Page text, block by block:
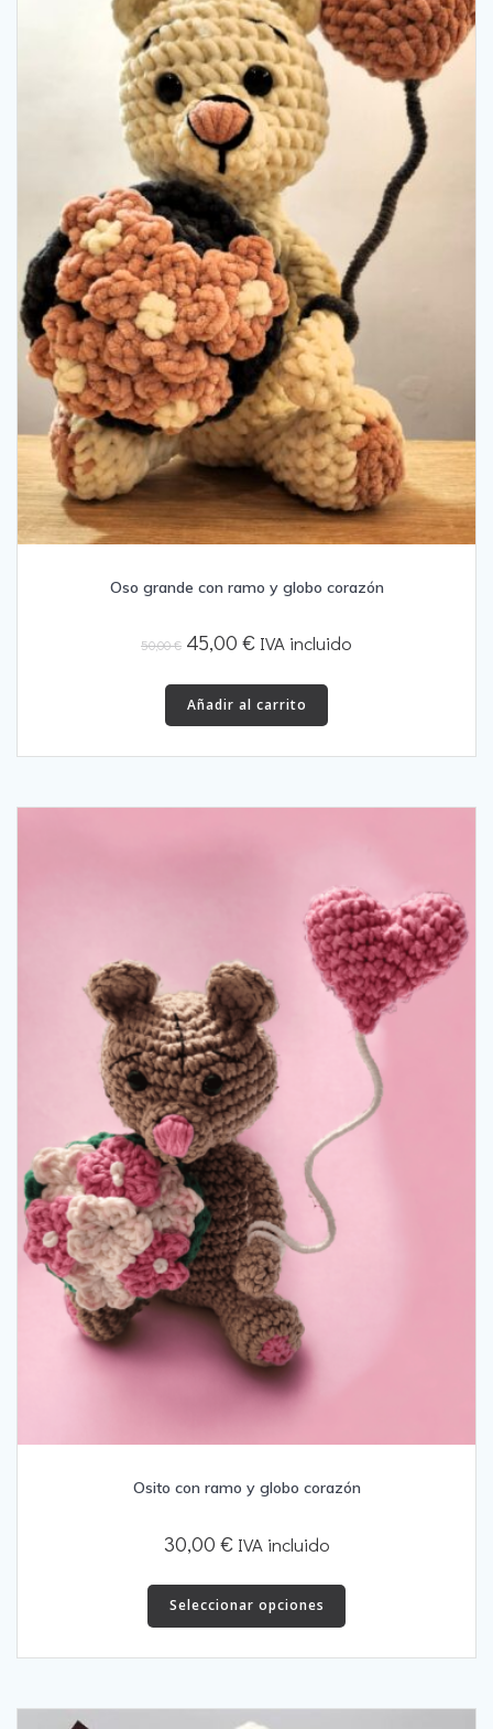
Oso grande con ramo y globo corazón
50,00€ El
original
era:
50,00 €.
45,00 €El
actual
es:
45,00 €.
IVA incluido
Añadir al carrito
Osito con ramo y globo corazón
30,00 € IVA incluido
Seleccionar opciones
Este
tiene
múltiples
Las